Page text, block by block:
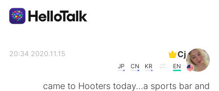
Cj
EN
KR
CN
JP
2020.11.15 20:34
came to Hooters today...a sports bar and